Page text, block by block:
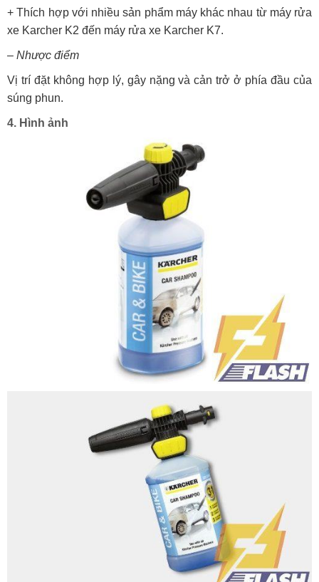
+ Thích hợp với nhiều sản phẩm máy khác nhau từ máy rửa
xe Karcher K2 đến máy rửa xe Karcher K7.
– Nhược điểm
Vị trí đặt không hợp lý, gây nặng và cản trở ở phía đầu của
súng phun.
4. Hình ảnh